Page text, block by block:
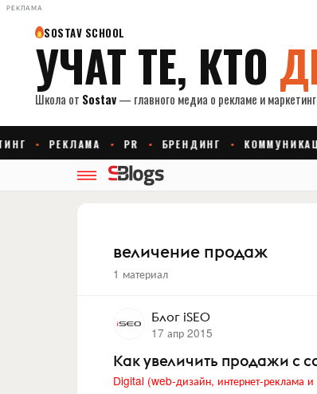
РЕКЛАМА
величение продаж
1 материал
Блог iSEO
17 апр 2015
Как увеличить продажи с